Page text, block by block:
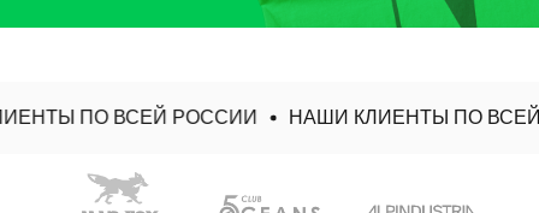
ПО ВСЕЙ РОССИИ НАШИ КЛИЕНТЫ ПО ВСЕЙ